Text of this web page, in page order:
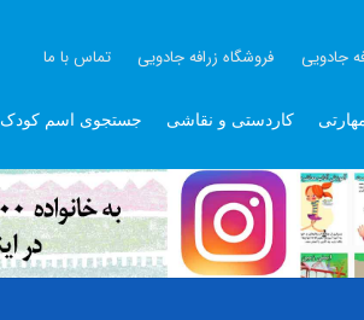
جادویی فروشگاه زرافه جادویی تماس با ما
کاردستی و نقاشی جستجوی اسم کودک